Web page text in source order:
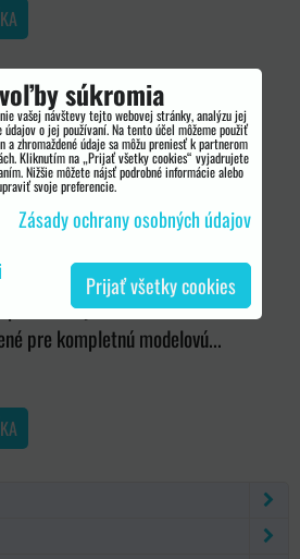
konzoly
GAMEBOY BESTSELLER
pre konzoly Nintendo. Profi
pre kompletnú modelovú...
súkromia
vašej návštevy tejto webovej stránky, analýzu jej
údajov o jej používaní. Na tento účel môžeme použiť
zhromaždené údaje sa môžu preniesť k partnerom
Kliknutím na „Prijať všetky cookies“ vyjadrujete
Nižšie môžete nájsť podrobné informácie alebo
svoje preferencie.
Zásady ochrany osobných údajov
Prijať všetky cookies